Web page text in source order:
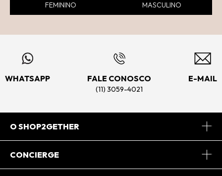
FEMININO MASCULINO
WHATSAPP FALE CONOSCO
(11) 3059-4021
E-MAIL
O SHOP2GETHER
Sobre Nós
CONCIERGE